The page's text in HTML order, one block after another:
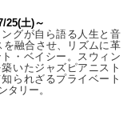
25(土)～
グが自ら語る人生と音
融合させ、リズムに革
・ベイシー。スウィン
いたジャズピアニスト
られざるプライベート
タリー。